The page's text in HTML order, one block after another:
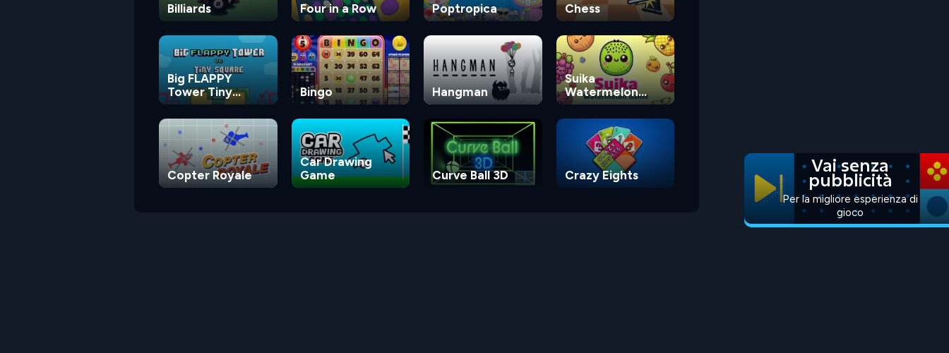
Billiards Four in a Row Poptropica Chess
Big FLAPPY
Tower Tiny
Square
Bingo Hangman
Suika
Watermelon
Game
Copter Royale
Car Drawing
Game
Curve Ball 3D Crazy Eights Vai senza
pubblicità
Per la migliore esperienza di
gioco